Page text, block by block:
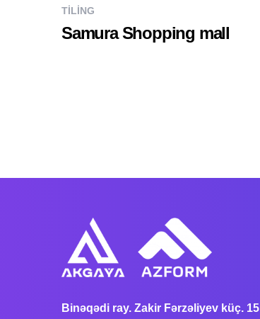
TILING
Samura Shopping mall
Binəqədi ray. Zakir Fərzəliyev küç. 15